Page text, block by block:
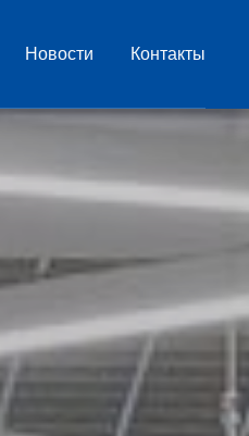
Новости Контакты